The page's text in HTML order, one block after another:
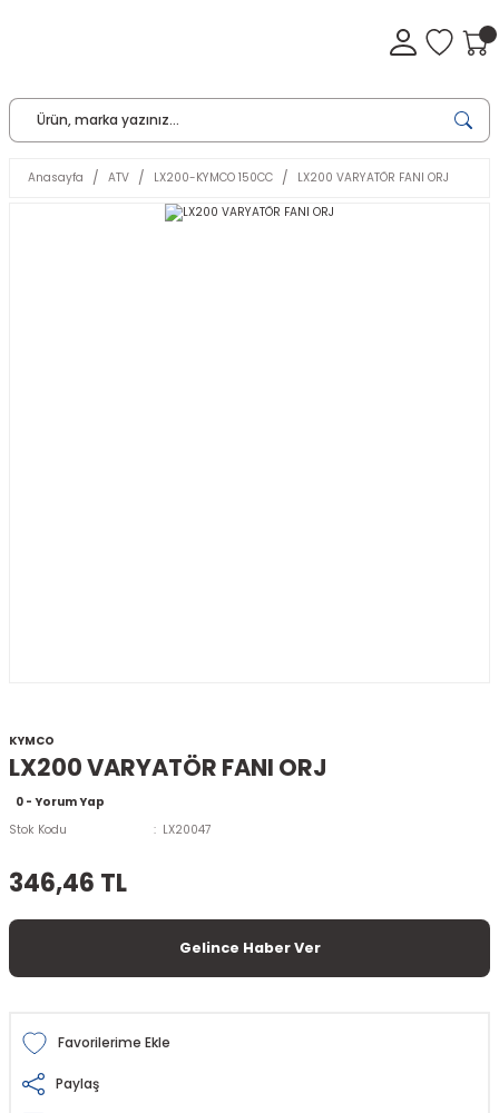
Anasayfa ATV LX200-KYMCO 150CC LX200 VARYATÖR FANI ORJ
KYMCO
LX200 VARYATÖR FANI ORJ
0 - Yorum Yap
Stok Kodu
LX20047
346,46 TL
Gelince Haber Ver
Paylaş